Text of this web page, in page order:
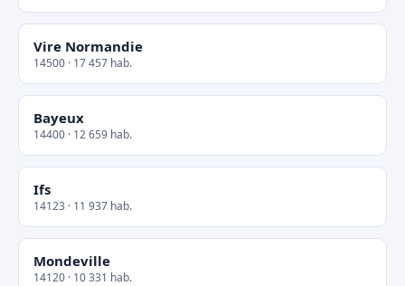
Vire Normandie
14500 · 17 457 hab.
Bayeux
14400 · 12 659 hab.
Ifs
14123 · 11 937 hab.
Mondeville
14120 · 10 331 hab.